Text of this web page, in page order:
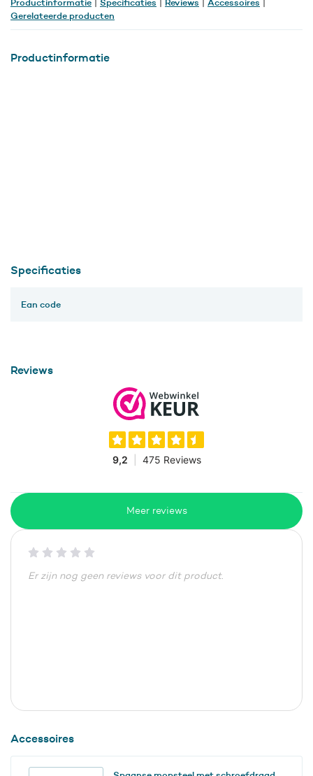
| | | |
Gerelateerde producten
Productinformatie
Specificaties
Ean code
Reviews
Meer reviews
Er zijn nog geen reviews voor dit product.
Accessoires